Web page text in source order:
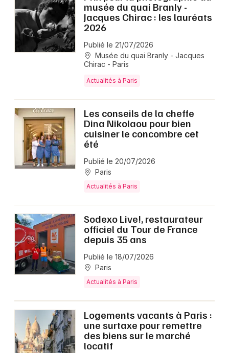
musée du quai Branly -
Jacques Chirac : les lauréats
2026
Publié le 21/07/2026
Musée du quai Branly - Jacques
Chirac - Paris
Actualités à Paris
Les conseils de la cheffe
Dina Nikolaou pour bien
cuisiner le concombre cet
été
Publié le 20/07/2026
Paris
Actualités à Paris
Sodexo Live!, restaurateur
officiel du Tour de France
depuis 35 ans
Publié le 18/07/2026
Paris
Actualités à Paris
Logements vacants à Paris :
une surtaxe pour remettre
des biens sur le marché
locatif